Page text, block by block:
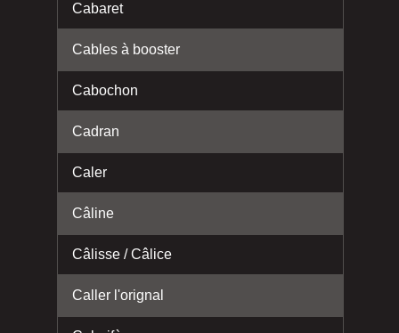
Cabaret
Cables à booster
Cabochon
Cadran
Caler
Câline
Câlisse / Câlice
Caller l'orignal